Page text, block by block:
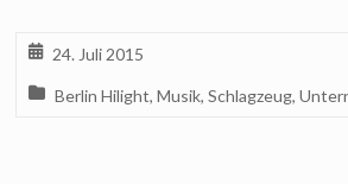
24. Juli 2015
Berlin Hilight,Musik,Schlagzeug,